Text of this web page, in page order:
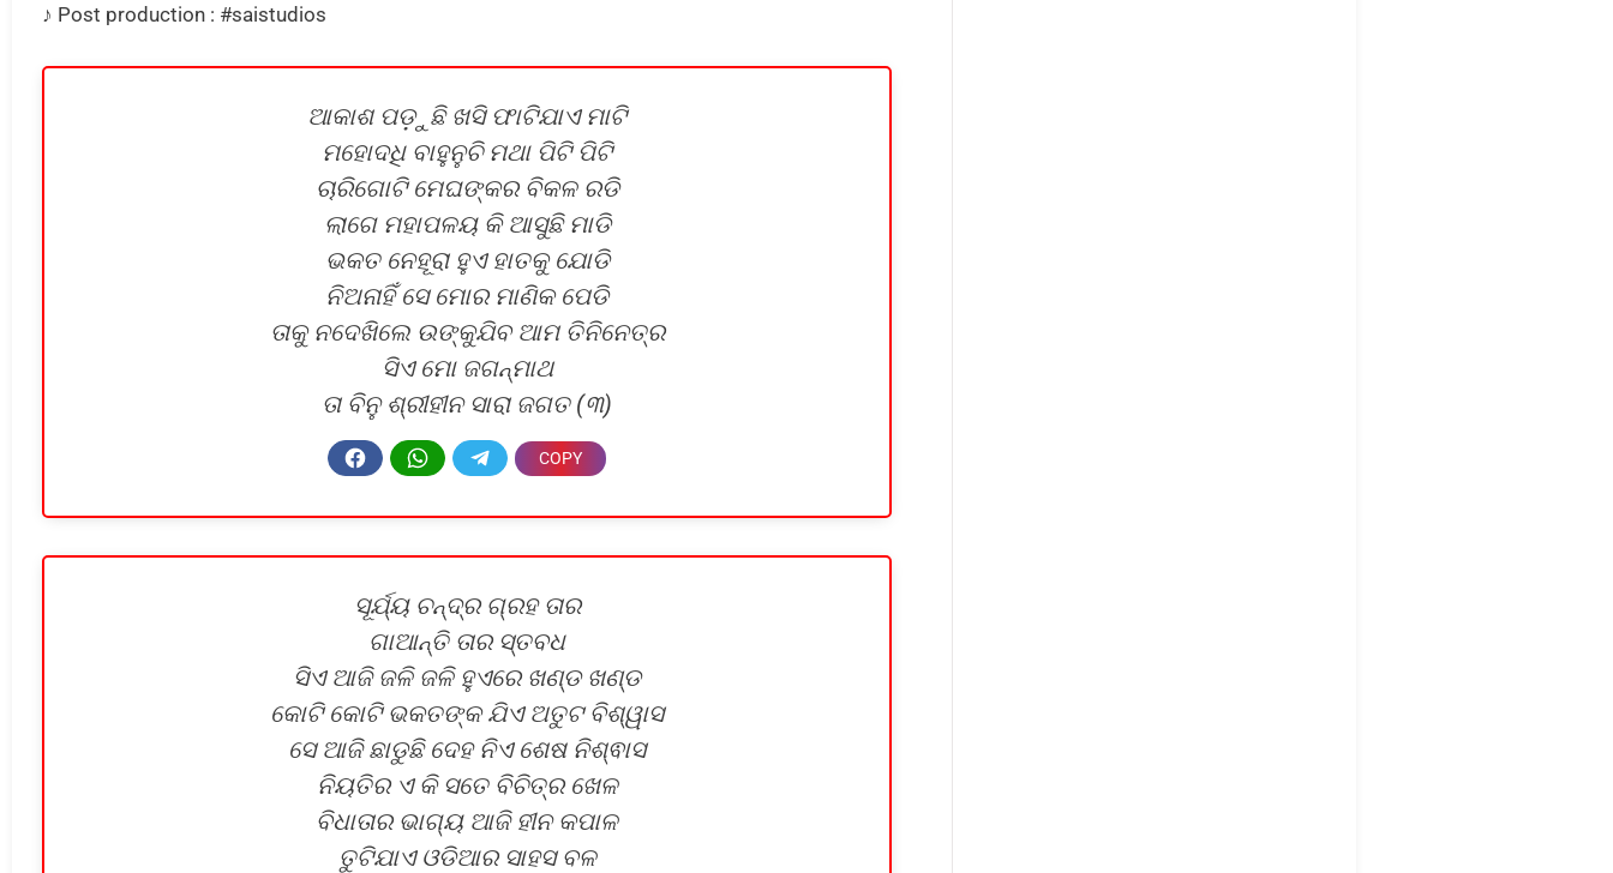
♪ Post production : #saistudios
ଆକାଶ ପଡ଼ୁଛି ଖସି ଫାଟିଯାଏ ମାଟି
ମହୋଦଧି ବାହୁନୁଚି ମଥା ପିଟି ପିଟି
ଚାରିଗୋଟି ମେଘଙ୍କର ବିକଳ ରଡି
ଲାଗେ ମହାପଳୟ କି ଆସୁଛି ମାଡି
ଭକତ ନେହୂରା ହୁଏ ହାତକୁ ଯୋଡି
ନିଅନାହିଁ ସେ ମୋର ମାଣିକ ପେଡି
ତାକୁ ନଦେଖିଲେ ଉଙ୍କୁଯିବ ଆମ ତିନିନେତ୍ର
ସିଏ ମୋ ଜଗନ୍ମାଥ
ତା ବିନୁ ଶ୍ରୀହୀନ ସାରା ଜଗତ (୩)
ସୂର୍ଯ୍ୟ ଚନ୍ଦ୍ର ଗ୍ରହ ତାର
ଗାଆନ୍ତି ତାର ସ୍ତବଧ
ସିଏ ଆଜି ଜଳି ଜଳି ହୁଏରେ ଖଣ୍ଡ ଖଣ୍ଡ
କୋଟି କୋଟି ଭକତଙ୍କ ଯିଏ ଅତୁଟ ବିଶ୍ୱାସ
ସେ ଆଜି ଛାଡୁଛି ଦେହ ନିଏ ଶେଷ ନିଶ୍ଵାସ
ନିୟତିର ଏ କି ସତେ ବିଚିତ୍ର ଖେଳ
ବିଧାତାର ଭାଗ୍ୟ ଆଜି ହୀନ କପାଳ
ତୁଟିଯାଏ ଓଡିଆର ସାହସ ବଳ